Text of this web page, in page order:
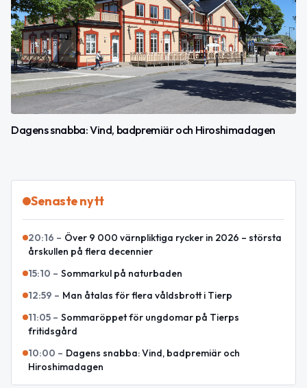
Dagens snabba: Vind, badpremiär och Hiroshimadagen
Senaste nytt
20:16 – Över 9 000 värnpliktiga rycker in 2026 – största
årskullen på flera decennier
15:10 – Sommarkul på naturbaden
12:59 – Man åtalas för flera våldsbrott i Tierp
11:05 – Sommaröppet för ungdomar på Tierps
fritidsgård
10:00 – Dagens snabba: Vind, badpremiär och
Hiroshimadagen